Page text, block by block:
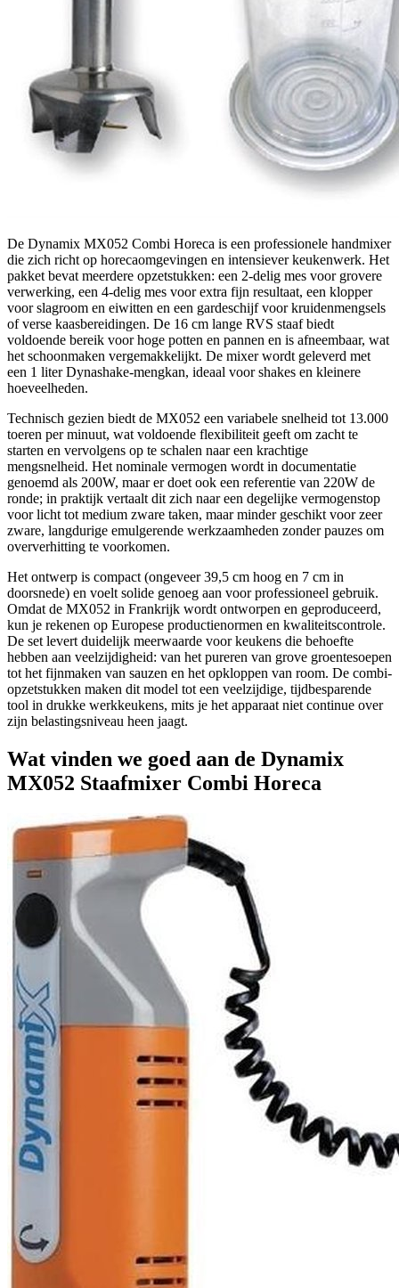
De Dynamix MX052 Combi Horeca is een professionele handmixer
die zich richt op horecaomgevingen en intensiever keukenwerk. Het
pakket bevat meerdere opzetstukken: een 2-delig mes voor grovere
verwerking, een 4-delig mes voor extra fijn resultaat, een klopper
voor slagroom en eiwitten en een gardeschijf voor kruidenmengsels
of verse kaasbereidingen. De 16 cm lange RVS staaf biedt
voldoende bereik voor hoge potten en pannen en is afneembaar, wat
het schoonmaken vergemakkelijkt. De mixer wordt geleverd met
een 1 liter Dynashake-mengkan, ideaal voor shakes en kleinere
hoeveelheden.
Technisch gezien biedt de MX052 een variabele snelheid tot 13.000
toeren per minuut, wat voldoende flexibiliteit geeft om zacht te
starten en vervolgens op te schalen naar een krachtige
mengsnelheid. Het nominale vermogen wordt in documentatie
genoemd als 200W, maar er doet ook een referentie van 220W de
ronde; in praktijk vertaalt dit zich naar een degelijke vermogenstop
voor licht tot medium zware taken, maar minder geschikt voor zeer
zware, langdurige emulgerende werkzaamheden zonder pauzes om
oververhitting te voorkomen.
Het ontwerp is compact (ongeveer 39,5 cm hoog en 7 cm in
doorsnede) en voelt solide genoeg aan voor professioneel gebruik.
Omdat de MX052 in Frankrijk wordt ontworpen en geproduceerd,
kun je rekenen op Europese productienormen en kwaliteitscontrole.
De set levert duidelijk meerwaarde voor keukens die behoefte
hebben aan veelzijdigheid: van het pureren van grove groentesoepen
tot het fijnmaken van sauzen en het opkloppen van room. De combi-
opzetstukken maken dit model tot een veelzijdige, tijdbesparende
tool in drukke werkkeukens, mits je het apparaat niet continue over
zijn belastingsniveau heen jaagt.
Wat vinden we goed aan de Dynamix
MX052 Staafmixer Combi Horeca